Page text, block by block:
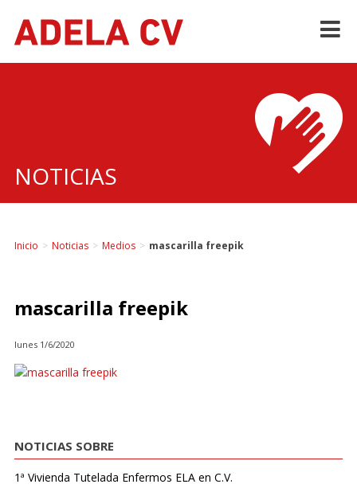
NOTICIAS
Inicio > Noticias > Medios > mascarilla freepik
mascarilla freepik
lunes 1/6/2020
NOTICIAS SOBRE
1ª Vivienda Tutelada Enfermos ELA en C.V.